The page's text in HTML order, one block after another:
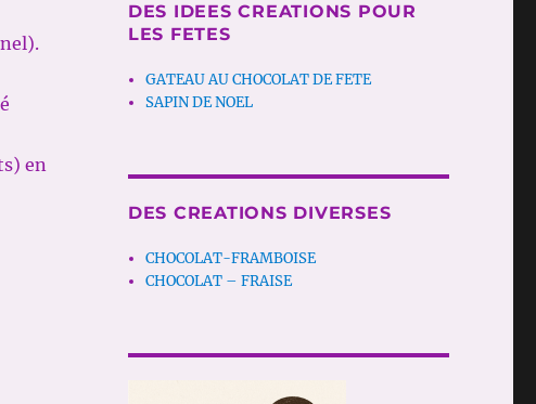
en
DES IDEES CREATIONS POUR
LES FETES
GATEAU AU CHOCOLAT DE FETE
SAPIN DE NOEL
DES CREATIONS DIVERSES
CHOCOLAT-FRAMBOISE
CHOCOLAT – FRAISE